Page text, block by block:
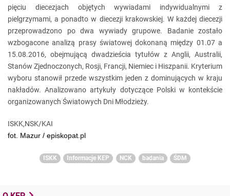
pięciu diecezjach objętych wywiadami indywidualnymi z
pielgrzymami, a ponadto w diecezji krakowskiej. W każdej diecezji
przeprowadzono po dwa wywiady grupowe. Badanie zostało
wzbogacone analizą prasy światowej dokonaną między 01.07 a
15.08.2016, obejmującą dwadzieścia tytułów z Anglii, Australii,
Stanów Zjednoczonych, Rosji, Francji, Niemiec i Hiszpanii. Kryterium
wyboru stanowił przede wszystkim jeden z dominujących w kraju
nakładów. Analizowano artykuły dotyczące Polski w kontekście
organizowanych Światowych Dni Młodzieży.
ISKK,NSK/KAI
fot. Mazur / episkopat.pl
ISKK Informacje KEP NCK badania ŚDM